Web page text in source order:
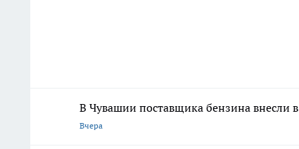
В Чувашии поставщика бензина внесли
Вчера